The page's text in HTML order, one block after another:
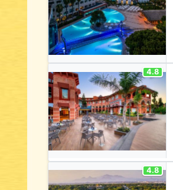
4.8
4.8